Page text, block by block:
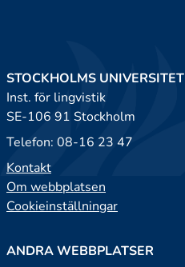
STOCKHOLMS UNIVERSITET
Inst. för lingvistik
SE-106 91 Stockholm
Telefon: 08-16 23 47
Kontakt
Om webbplatsen
Cookieinställningar
ANDRA WEBBPLATSER